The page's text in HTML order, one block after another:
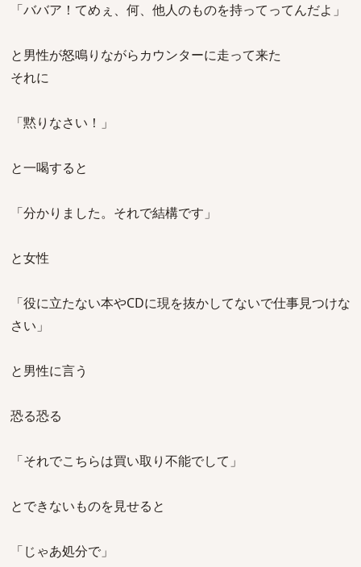
「ババア！てめぇ、何、他人のものを持ってってんだよ」
と男性が怒鳴りながらカウンターに走って来た
それに
「黙りなさい！」
と一喝すると
「分かりました。それで結構です」
と女性
「役に立たない本やCDに現を抜かしてないで仕事見つけな
さい」
と男性に言う
恐る恐る
「それでこちらは買い取り不能でして」
とできないものを見せると
「じゃあ処分で」